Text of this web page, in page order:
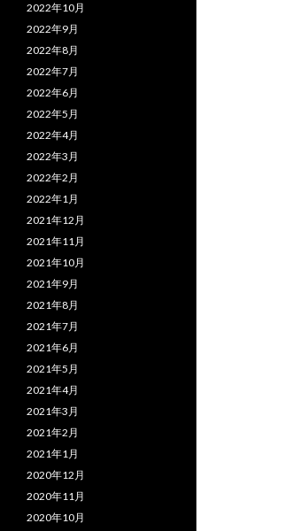
2022年10月
2022年9月
2022年8月
2022年7月
2022年6月
2022年5月
2022年4月
2022年3月
2022年2月
2022年1月
2021年12月
2021年11月
2021年10月
2021年9月
2021年8月
2021年7月
2021年6月
2021年5月
2021年4月
2021年3月
2021年2月
2021年1月
2020年12月
2020年11月
2020年10月